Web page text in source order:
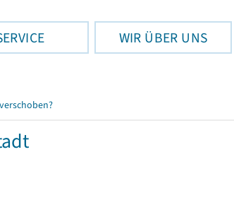
WIR ÜBER UNS